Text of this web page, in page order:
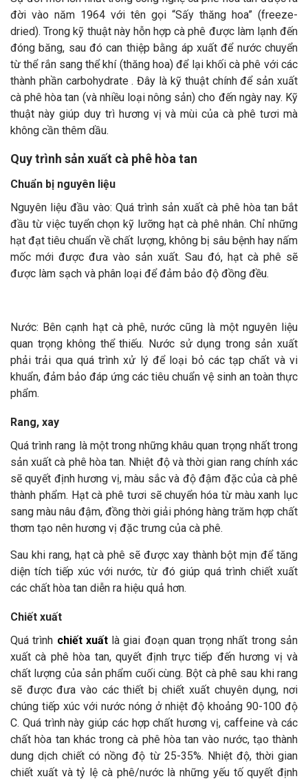
đời vào năm 1964 với tên gọi “Sấy thăng hoa” (freeze-
dried). Trong kỹ thuật này hỗn hợp cà phê được làm lạnh đến
đóng băng, sau đó can thiệp bằng áp xuất để nước chuyển
từ thể rắn sang thể khí (thăng hoa) để lại khối cà phê với các
thành phần carbohydrate . Đây là kỹ thuật chính để sản xuất
cà phê hòa tan (và nhiều loại nông sản) cho đến ngày nay. Kỹ
thuật này giúp duy trì hương vị và mùi của cà phê tươi mà
không cần thêm dầu.
Quy trình sản xuất cà phê hòa tan
Chuẩn bị nguyên liệu
Nguyên liệu đầu vào: Quá trình sản xuất cà phê hòa tan bắt
đầu từ việc tuyển chọn kỹ lưỡng hạt cà phê nhân. Chỉ những
hạt đạt tiêu chuẩn về chất lượng, không bị sâu bệnh hay nấm
mốc mới được đưa vào sản xuất. Sau đó, hạt cà phê sẽ
được làm sạch và phân loại để đảm bảo độ đồng đều.
Nước: Bên cạnh hạt cà phê, nước cũng là một nguyên liệu
quan trọng không thể thiếu. Nước sử dụng trong sản xuất
phải trải qua quá trình xử lý để loại bỏ các tạp chất và vi
khuẩn, đảm bảo đáp ứng các tiêu chuẩn vệ sinh an toàn thực
phẩm.
Rang, xay
Quá trình rang là một trong những khâu quan trọng nhất trong
sản xuất cà phê hòa tan. Nhiệt độ và thời gian rang chính xác
sẽ quyết định hương vị, màu sắc và độ đậm đặc của cà phê
thành phẩm. Hạt cà phê tươi sẽ chuyển hóa từ màu xanh lục
sang màu nâu đậm, đồng thời giải phóng hàng trăm hợp chất
thơm tạo nên hương vị đặc trưng của cà phê.
Sau khi rang, hạt cà phê sẽ được xay thành bột mịn để tăng
diện tích tiếp xúc với nước, từ đó giúp quá trình chiết xuất
các chất hòa tan diễn ra hiệu quả hơn.
Chiết xuất
Quá trình chiết xuấtlà giai đoạn quan trọng nhất trong sản
xuất cà phê hòa tan, quyết định trực tiếp đến hương vị và
chất lượng của sản phẩm cuối cùng. Bột cà phê sau khi rang
sẽ được đưa vào các thiết bị chiết xuất chuyên dụng, nơi
chúng tiếp xúc với nước nóng ở nhiệt độ khoảng 90-100 độ
C. Quá trình này giúp các hợp chất hương vị, caffeine và các
chất hòa tan khác trong cà phê hòa tan vào nước, tạo thành
dung dịch chiết có nồng độ từ 25-35%. Nhiệt độ, thời gian
chiết xuất và tỷ lệ cà phê/nước là những yếu tố quyết định